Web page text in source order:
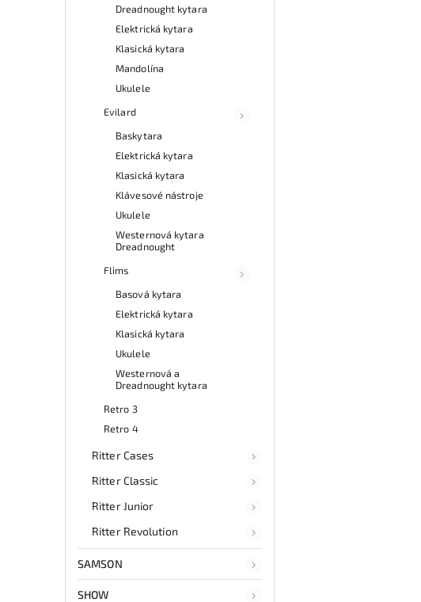
Dreadnought kytara
Elektrická kytara
Klasická kytara
Mandolína
Ukulele
Evilard
Baskytara
Elektrická kytara
Klasická kytara
Klávesové nástroje
Ukulele
Westernová kytara
Dreadnought
Flims
Basová kytara
Elektrická kytara
Klasická kytara
Ukulele
Westernová a
Dreadnought kytara
Retro 3
Retro 4
Ritter Cases
Ritter Classic
Ritter Junior
Ritter Revolution
SAMSON
SHOW